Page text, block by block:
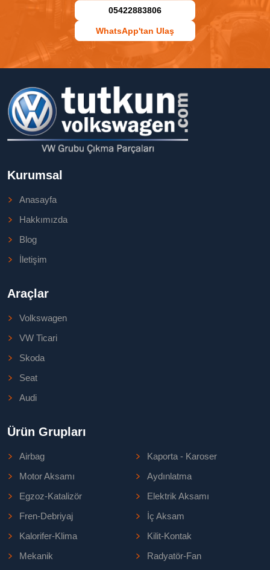
05422883806
WhatsApp'tan Ulaş
Kurumsal
Anasayfa
Hakkımızda
Blog
İletişim
Araçlar
Volkswagen
VW Ticari
Skoda
Seat
Audi
Ürün Grupları
Airbag
Kaporta - Karoser
Motor Aksamı
Aydınlatma
Egzoz-Katalizör
Elektrik Aksamı
Fren-Debriyaj
İç Aksam
Kalorifer-Klima
Kilit-Kontak
Mekanik
Radyatör-Fan